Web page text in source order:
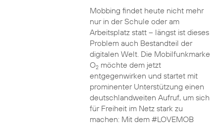
Mobbing findet heute nicht mehr
nur in der Schule oder am
Arbeitsplatz statt – längst ist dieses
Problem auch Bestandteil der
digitalen Welt. Die Mobilfunkmarke
O2möchte dem jetzt
entgegenwirken und startet mit
prominenter Unterstützung einen
deutschlandweiten Aufruf, um sich
für Freiheit im Netz stark zu
machen: Mit dem #LOVEMOB